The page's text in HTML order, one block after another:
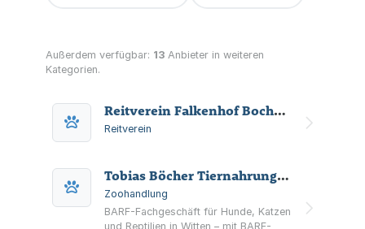
Außerdem verfügbar: 13 Anbieter in weiteren
Kategorien.
Reitverein Falkenhof Bochum - Witten e.V.
Reitverein
Tobias Böcher Tiernahrung "Böcher`s BarfBar"
Zoohandlung
BARF-Fachgeschäft für Hunde, Katzen
und Reptilien in Witten – mit BARF-